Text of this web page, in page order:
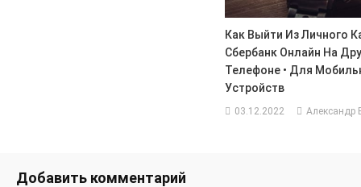
Как Выйти Из Личного
Сбербанк Онлайн На
Телефоне • Для
Устройств
03.12.2022 Александр
Добавить комментарий